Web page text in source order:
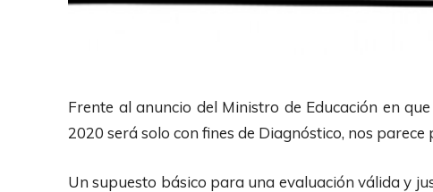
Frente al anuncio del Ministro de Educación en
2020 será solo con fines de Diagnóstico, nos
Un supuesto básico para una evaluación válida y